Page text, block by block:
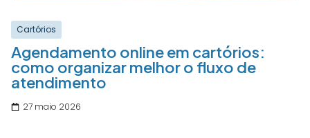
Cartórios
Agendamento online em cartórios:
como organizar melhor o fluxo de
atendimento
27 maio 2026